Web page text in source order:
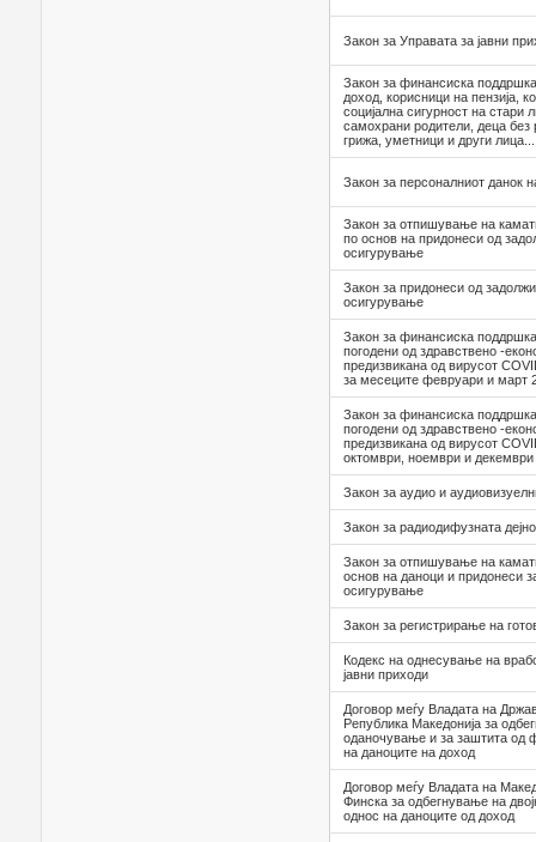
Закон за Управата за јавни
Закон за финансиска
доход, корисници на пензија,
социјална сигурност на стари
самохрани родители, деца без
грижа, уметници и други лица...
Закон за персоналниот данок
Закон за отпишување на
по основ на придонеси од
осигурување
Закон за придонеси од
осигурување
Закон за финансиска
погодени од здравствено -
предизвикана од вирусот
за месеците февруари и март
Закон за финансиска
погодени од здравствено -
предизвикана од вирусот
октомври, ноември и декември
Закон за аудио и
Закон за радиодифузната
Закон за отпишување на
основ на даноци и придонеси
осигурување
Закон за регистрирање на
Кодекс на однесување на
јавни приходи
Договор меѓу Владата на
Република Македонија за
оданочување и за заштита од
на даноците на доход
Договор меѓу Владата на
Финска за одбегнување на
однос на даноците од доход